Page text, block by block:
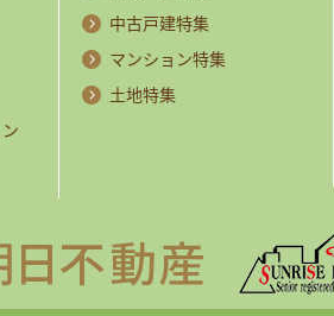
中古戸建特集
マンション特集
土地特集